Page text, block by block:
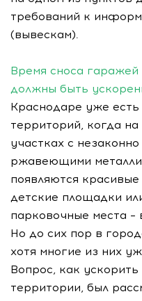
требований к
(вывескам).
Время сноса
должны быть
Краснодаре уже
территорий, когда
участках с
ржавеющими
появляются
детские площадки
парковочные места –
Но до сих пор в
хотя многие из них
Вопрос, как ускорить
территории, был